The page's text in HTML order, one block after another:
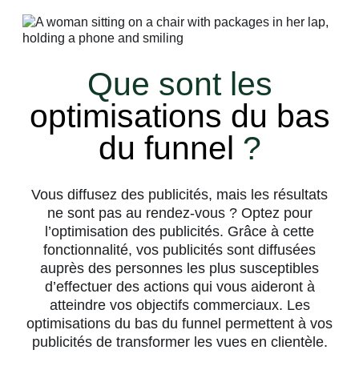
Que sont les
optimisations du bas
du funnel ?
Vous diffusez des publicités, mais les résultats
ne sont pas au rendez-vous ? Optez pour
l’optimisation des publicités. Grâce à cette
fonctionnalité, vos publicités sont diffusées
auprès des personnes les plus susceptibles
d’effectuer des actions qui vous aideront à
atteindre vos objectifs commerciaux. Les
optimisations du bas du funnel permettent à vos
publicités de transformer les vues en clientèle.